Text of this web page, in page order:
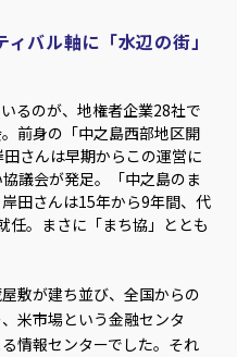
バル軸に「水辺の街」
るのが、地権者企業28社で
前身の「中之島西部地区開
さんは早期からこの運営に
議会が発足。「中之島のま
田さんは15年から9年間、代
任。まさに「まち協」ととも
敷が建ち並び、全国からの
米市場という金融センタ
情報センターでした。それ